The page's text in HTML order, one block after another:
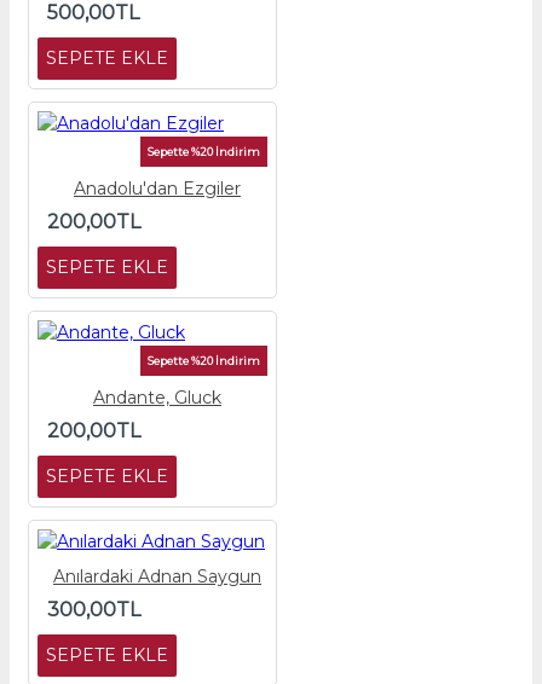
500,00TL
SEPETE EKLE
Sepette %20 İndirim
Anadolu'dan Ezgiler
200,00TL
SEPETE EKLE
Sepette %20 İndirim
Andante, Gluck
200,00TL
SEPETE EKLE
Anılardaki Adnan Saygun
300,00TL
SEPETE EKLE